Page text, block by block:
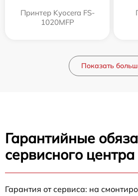
Принтер Kyocera FS-
1020MFP
Показать
Гарантийные
сервисного
Гарантия от сервиса: на